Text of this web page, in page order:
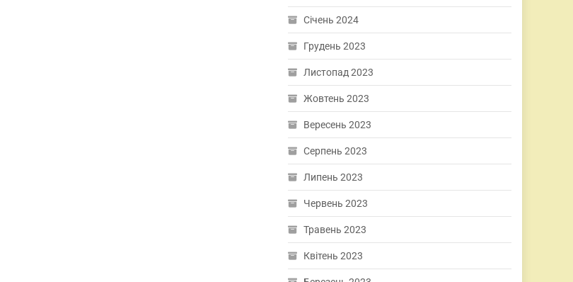
Січень 2024
Грудень 2023
Листопад 2023
Жовтень 2023
Вересень 2023
Серпень 2023
Липень 2023
Червень 2023
Травень 2023
Квітень 2023